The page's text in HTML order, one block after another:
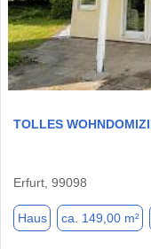
TOLLES
Erfurt, 99098
Haus ca. 149,00 m²